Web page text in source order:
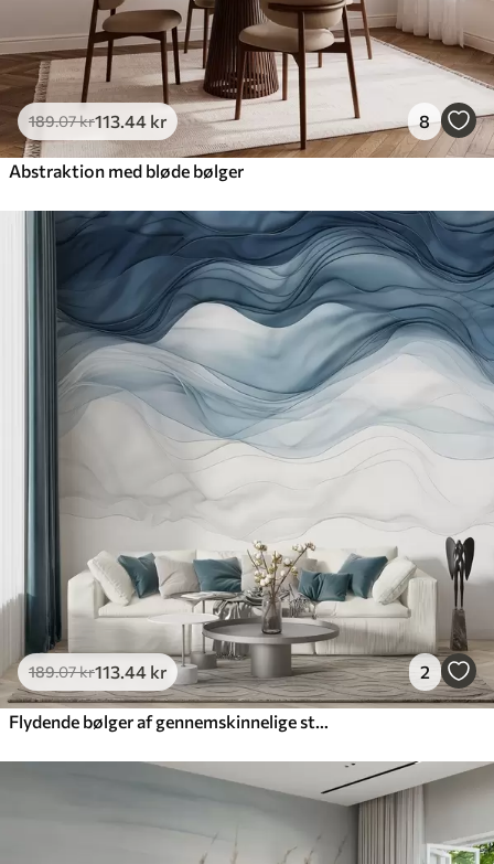
189.07kr113 .44 kr 8
Abstraktion med bløde bølger
189.07kr113 .44 kr 2